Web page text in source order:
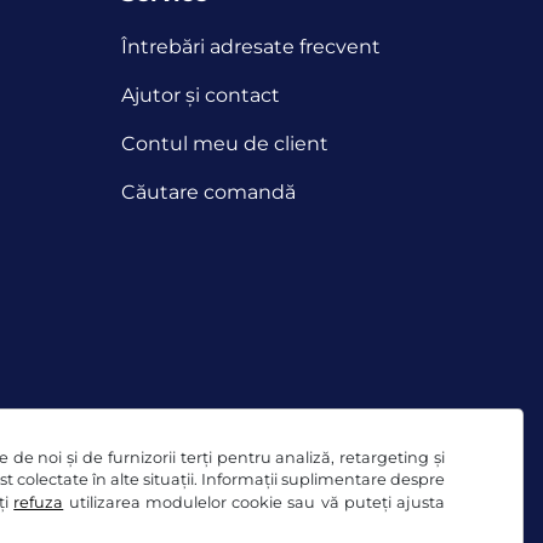
de noi și de furnizorii terți pentru analiză, retargeting și
colectate în alte situații. Informații suplimentare despre
refuza utilizarea modulelor cookie sau vă puteți ajusta
Întrebări adresate frecvent
Ajutor și contact
Contul meu de client
Căutare comandă